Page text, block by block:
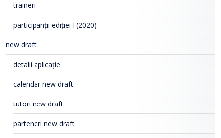
traineri
participanții ediției I (2020)
new draft
detalii aplicație
calendar new draft
tutori new draft
parteneri new draft